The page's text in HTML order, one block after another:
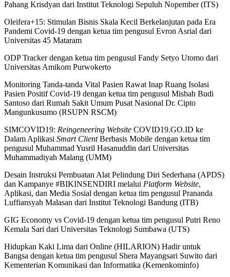
Pahang Krisdyan dari Institut Teknologi Sepuluh Nopember (ITS)
Oleifera+15: Stimulan Bisnis Skala Kecil Berkelanjutan pada Era
Pandemi Covid-19 dengan ketua tim pengusul Evron Asrial dari
Universitas 45 Mataram
ODP Tracker dengan ketua tim pengusul Fandy Setyo Utomo dari
Universitas Amikom Purwokerto
Monitoring Tanda-tanda Vital Pasien Rawat Inap Ruang Isolasi
Pasien Positif Covid-19 dengan ketua tim pengusul Misbah Budi
Santoso dari Rumah Sakit Umum Pusat Nasional Dr. Cipto
Mangunkusumo (RSUPN RSCM)
SIMCOVID19: Reingeneering Website COVID19.GO.ID ke
Dalam Aplikasi Smart ClientBerbasis Mobile dengan ketua tim
pengusul Muhammad Yusril Hasanuddin dari Universitas
Muhammadiyah Malang (UMM)
Desain Instruksi Pembuatan Alat Pelindung Diri Sederhana (APDS)
dan Kampanye #BIKINSENDIRI melalui Platform Website,
Aplikasi, dan Media Sosial dengan ketua tim pengusul Prananda
Luffiansyah Malasan dari Institut Teknologi Bandung (ITB)
GIG Economy vs Covid-19 dengan ketua tim pengusul Putri Reno
Kemala Sari dari Universitas Teknologi Sumbawa (UTS)
Hidupkan Kaki Lima dari Online (HILARION) Hadir untuk
Bangsa dengan ketua tim pengusul Shera Mayangsari Suwito dari
Kementerian Komunikasi dan Informatika (Kemenkominfo)